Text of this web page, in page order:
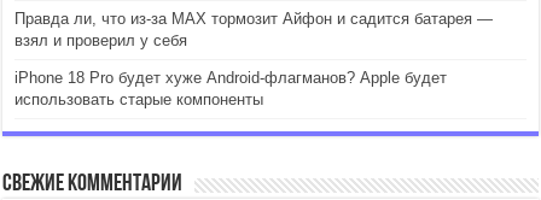
Правда ли, что из-за MAX тормозит Айфон и садится батарея —
взял и проверил у себя
iPhone 18 Pro будет хуже Android-флагманов? Apple будет
использовать старые компоненты
Свежие комментарии